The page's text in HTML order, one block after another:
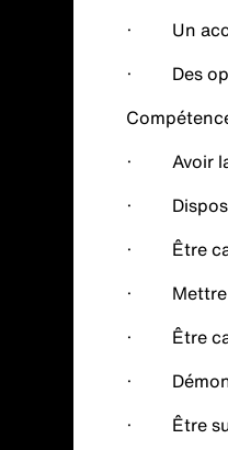
· Un
· Des
· Avoir la
·
· Être
· Mettre
· Être
·
· Être